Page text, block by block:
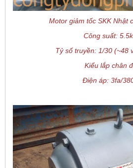
Motor giảm tốc SKK Nhật
Công suất:
Tỷ số truyền: 1/30 (~48
Kiểu lắp chân
Điện áp: 3fa/